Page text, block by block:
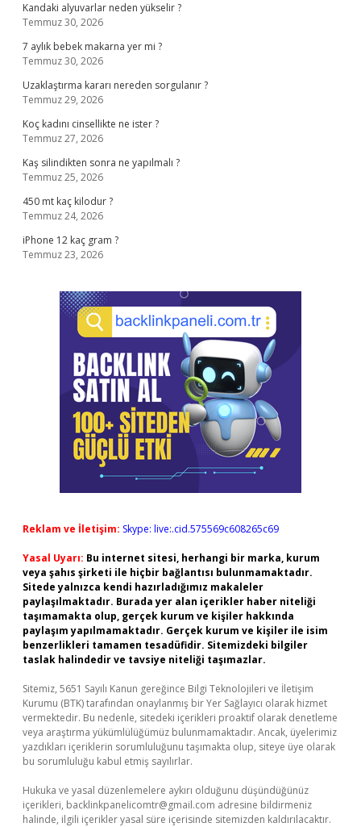
Kandaki alyuvarlar neden yükselir ?
Temmuz 30, 2026
7 aylık bebek makarna yer mi ?
Temmuz 30, 2026
Uzaklaştırma kararı nereden sorgulanır ?
Temmuz 29, 2026
Koç kadını cinsellikte ne ister ?
Temmuz 27, 2026
Kaş silindikten sonra ne yapılmalı ?
Temmuz 25, 2026
450 mt kaç kilodur ?
Temmuz 24, 2026
iPhone 12 kaç gram ?
Temmuz 23, 2026
Reklam ve İletişim: Skype: live:.cid.575569c608265c69
Yasal Uyarı: Bu internet sitesi, herhangi bir marka, kurum
veya şahıs şirketi ile hiçbir bağlantısı bulunmamaktadır.
Sitede yalnızca kendi hazırladığımız makaleler
paylaşılmaktadır. Burada yer alan içerikler haber niteliği
taşımamakta olup, gerçek kurum ve kişiler hakkında
paylaşım yapılmamaktadır. Gerçek kurum ve kişiler ile isim
benzerlikleri tamamen tesadüfidir. Sitemizdeki bilgiler
taslak halindedir ve tavsiye niteliği taşımazlar.
Sitemiz, 5651 Sayılı Kanun gereğince Bilgi Teknolojileri ve İletişim
Kurumu (BTK) tarafından onaylanmış bir Yer Sağlayıcı olarak hizmet
vermektedir. Bu nedenle, sitedeki içerikleri proaktif olarak denetleme
veya araştırma yükümlülüğümüz bulunmamaktadır. Ancak, üyelerimiz
yazdıkları içeriklerin sorumluluğunu taşımakta olup, siteye üye olarak
bu sorumluluğu kabul etmiş sayılırlar.
Hukuka ve yasal düzenlemelere aykırı olduğunu düşündüğünüz
içerikleri, backlinkpanelicomtr@gmail.com adresine bildirmeniz
halinde, ilgili içerikler yasal süre içerisinde sitemizden kaldırılacaktır.